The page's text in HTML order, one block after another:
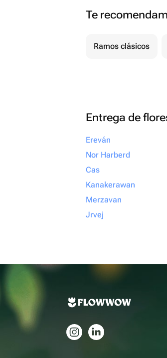
Te
Ramos clásicos
Entrega de
Ereván
Nor Harberd
Cas
Kanakerawan
Merzavan
Jrvej